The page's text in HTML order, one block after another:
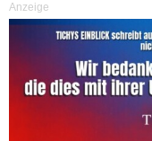
Anzeige